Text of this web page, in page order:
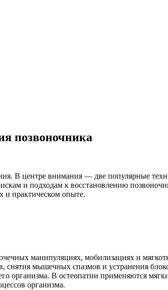
позвоночника
В центре внимания — две популярные
и подходам к восстановлению
и практическом опыте.
манипуляциях, мобилизациях и
снятия мышечных спазмов и устранения
В остеопатии применяются
организма.